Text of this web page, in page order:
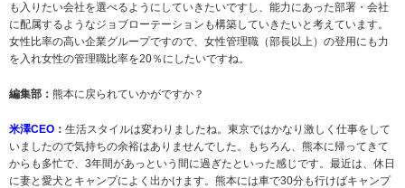
も入りたい会社を選べるようにしていきたいですし、能力にあった部署・会社
に配属するようなジョブローテーションも構築していきたいと考えています。
女性比率の高い企業グループですので、女性管理職（部長以上）の登用にも力
を入れ女性の管理職比率を20％にしたいですね。
編集部： 熊本に戻られていかがですか？
米澤CEO ： 生活スタイルは変わりましたね。東京ではかなり激しく仕事をして
いましたので気持ちの余裕はありませんでした。もちろん、熊本に帰ってきて
からも多忙で、3年間があっという間に過ぎたといった感じです。最近は、休日
に妻と愛犬とキャンプによく出かけます。熊本には車で30分も行けばキャンプ